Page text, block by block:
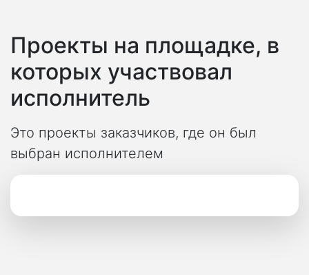
Проекты на площадке, в
которых участвовал
исполнитель
Это проекты заказчиков, где он был
выбран исполнителем